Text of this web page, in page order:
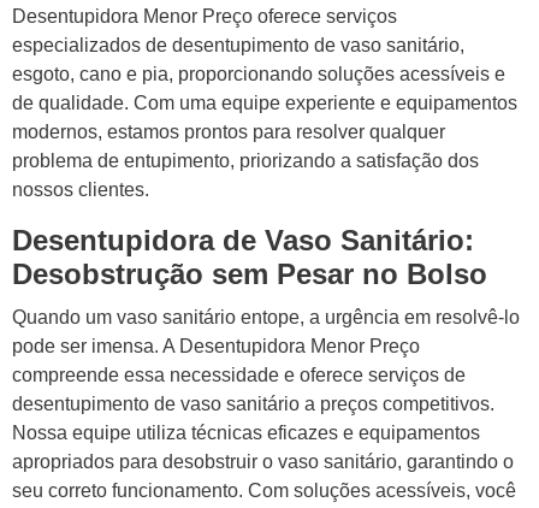
Desentupidora Menor Preço oferece serviços
especializados de desentupimento de vaso sanitário,
esgoto, cano e pia, proporcionando soluções acessíveis e
de qualidade. Com uma equipe experiente e equipamentos
modernos, estamos prontos para resolver qualquer
problema de entupimento, priorizando a satisfação dos
nossos clientes.
Desentupidora de Vaso Sanitário:
Desobstrução sem Pesar no Bolso
Quando um vaso sanitário entope, a urgência em resolvê-lo
pode ser imensa. A Desentupidora Menor Preço
compreende essa necessidade e oferece serviços de
desentupimento de vaso sanitário a preços competitivos.
Nossa equipe utiliza técnicas eficazes e equipamentos
apropriados para desobstruir o vaso sanitário, garantindo o
seu correto funcionamento. Com soluções acessíveis, você